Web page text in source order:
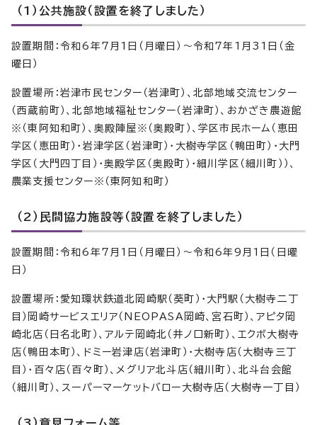
（1）公共施設（設置を終了しました）
設置期間：令和6年7月1日（月曜日）～令和7年1月31日（金
曜日）
設置場所：岩津市民センター（岩津町）、北部地域交流センター
（西蔵前町）、北部地域福祉センター（岩津町）、おかざき農遊館
※（東阿知和町）、奥殿陣屋※（奥殿町）、学区市民ホーム（恵田
学区（恵田町）・岩津学区（岩津町）・大樹寺学区（鴨田町）・大門
学区（大門四丁目）・奥殿学区（奥殿町）・細川学区（細川町））、
農業支援センター※（東阿知和町）
（2）民間協力施設等（設置を終了しました）
設置期間：令和6年7月1日（月曜日）～令和6年9月1日（日曜
日）
設置場所：愛知環状鉄道北岡崎駅（葵町）・大門駅（大樹寺二丁
目）岡崎サービスエリア（NEOPASA岡崎、宮石町）、アピタ岡
崎北店（日名北町）、アルテ岡崎北（井ノ口新町）、エクボ大樹寺
店（鴨田本町）、ドミー岩津店（岩津町）・大樹寺店（大樹寺三丁
目）・百々店（百々町）、メグリア北斗店（細川町）、北斗台会館
（細川町）、スーパーマーケットバロー大樹寺店（大樹寺一丁目）